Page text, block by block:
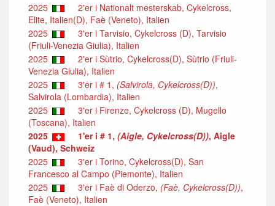
2025
2'er i Nationalt mesterskab, Cykelcross,
Elite, Italien(D), Faè (Veneto), Italien
2025
3'er i Tarvisio, Cykelcross (D), Tarvisio
(Friuli-Venezia Giulia), Italien
2025
2'er i Sùtrio, Cykelcross(D), Sùtrio (Friuli-
Venezia Giulia), Italien
2025
3'er i # 1, (Salvirola, Cykelcross(D)),
Salvirola (Lombardia), Italien
2025
3'er i Firenze, Cykelcross (D), Mugello
(Toscana), Italien
2025
1'er i # 1, (Aigle, Cykelcross(D)), Aigle
(Vaud), Schweiz
2025
3'er i Torino, Cykelcross(D), San
Francesco al Campo (Piemonte), Italien
2025
3'er i Faè di Oderzo, (Faè, Cykelcross(D)),
Faè (Veneto), Italien